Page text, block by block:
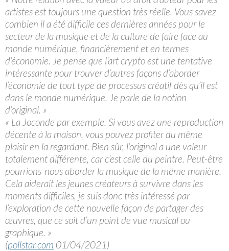
artistes est toujours une question très réelle. Vous savez
combien il a été difficile ces dernières années pour le
secteur de la musique et de la culture de faire face au
monde numérique, financièrement et en termes
d’économie. Je pense que l’art crypto est une tentative
intéressante pour trouver d’autres façons d’aborder
l’économie de tout type de processus créatif dès qu’il est
dans le monde numérique. Je parle de la notion
d’original. »
« La Joconde par exemple. Si vous avez une reproduction
décente à la maison, vous pouvez profiter du même
plaisir en la regardant. Bien sûr, l’original a une valeur
totalement différente, car c’est celle du peintre. Peut-être
pourrions-nous aborder la musique de la même manière.
Cela aiderait les jeunes créateurs à survivre dans les
moments difficiles, je suis donc très intéressé par
l’exploration de cette nouvelle façon de partager des
œuvres, que ce soit d’un point de vue musical ou
graphique. »
(pollstar.com 01/04/2021)